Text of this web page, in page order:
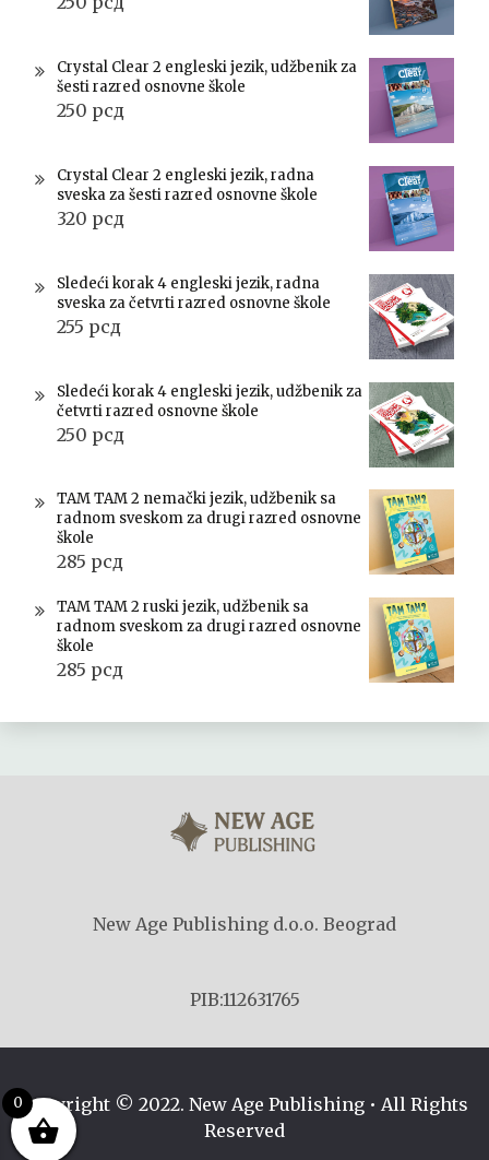
Crystal Clear 2 engleski jezik, udžbenik za
šesti razred osnovne škole
250 рсд
Crystal Clear 2 engleski jezik, radna
sveska za šesti razred osnovne škole
320 рсд
Sledeći korak 4 engleski jezik, radna
sveska za četvrti razred osnovne škole
255 рсд
Sledeći korak 4 engleski jezik, udžbenik za
četvrti razred osnovne škole
250 рсд
TAM TAM 2 nemački jezik, udžbenik sa
radnom sveskom za drugi razred osnovne
škole
285 рсд
TAM TAM 2 ruski jezik, udžbenik sa
radnom sveskom za drugi razred osnovne
škole
285 рсд
New Age Publishing d.o.o. Beograd
PIB:112631765
Copyright © 2022. New Age Publishing • All Rights
Reserved
0